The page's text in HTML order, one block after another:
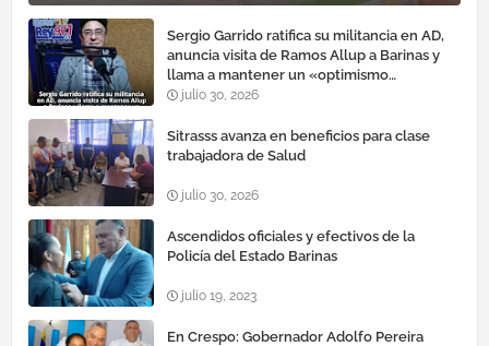
Sergio Garrido ratifica su militancia en AD,
anuncia visita de Ramos Allup a Barinas y
llama a mantener un «optimismo
cauteloso»
julio 30, 2026
Sitrasss avanza en beneficios para clase
trabajadora de Salud
julio 30, 2026
Ascendidos oficiales y efectivos de la
Policía del Estado Barinas
julio 19, 2023
En Crespo: Gobernador Adolfo Pereira